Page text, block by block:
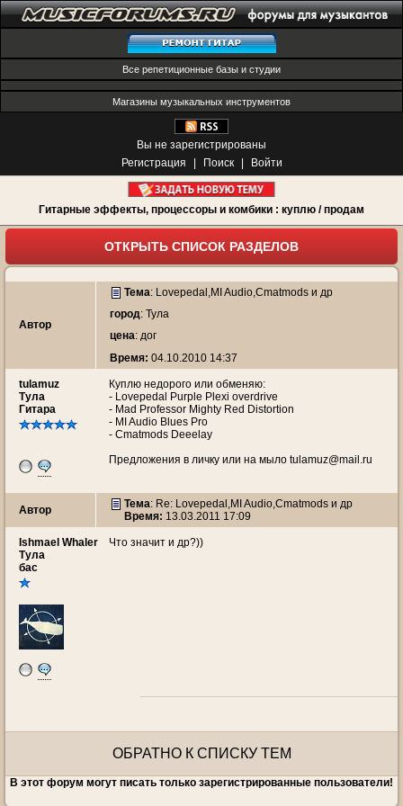
Все репетиционные базы и студии
Магазины музыкальных инструментов
Вы не зарегистрированы
Регистрация
Поиск Войти
Гитарные эффекты, процессоры и комбики : куплю / продам
ОТКРЫТЬ СПИСОК РАЗДЕЛОВ
Автор
Тема: Lovepedal,MI Audio,Cmatmods и др
город: Тула
цена: дог
Время: 04.10.2010 14:37
tulamuz
Тула
Гитара
Куплю недорого или обменяю:
- Lovepedal Purple Plexi overdrive
- Mad Professor Mighty Red Distortion
- MI Audio Blues Pro
- Cmatmods Deeelay
Предложения в личку или на мыло tulamuz@mail.ru
Автор Тема: Re: Lovepedal,MI Audio,Cmatmods и др
Время: 13.03.2011 17:09
Ishmael Whaler
Тула
бас
Что значит и др?))
ОБРАТНО К СПИСКУ ТЕМ
В этот форум могут писать только зарегистрированные пользователи!